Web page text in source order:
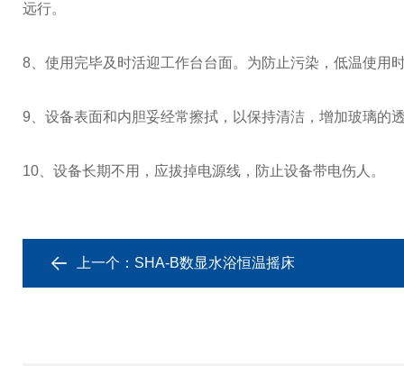
远行。
8、使用完毕及时活迎工作台台面。为防止污染，低温使用
9、设备表面和内胆妥经常擦拭，以保持清洁，增加玻璃的
10、设备长期不用，应拔掉电源线，防止设备带电伤人。
上一个： SHA-B数显水浴恒温摇床